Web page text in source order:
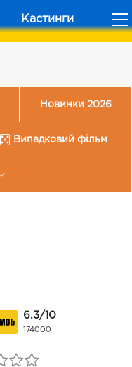
Кастинги
Новинки 2026
Випадковий фільм
6.3/10
174000